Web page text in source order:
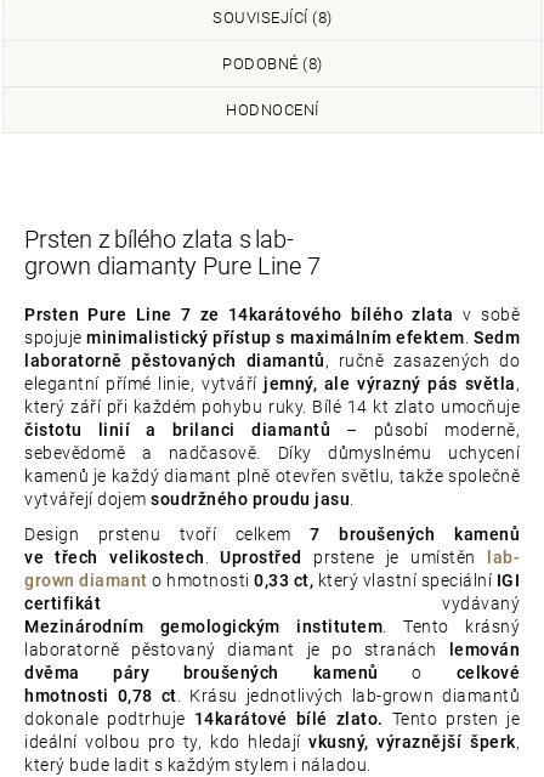
SOUVISEJÍCÍ (8)
PODOBNÉ (8)
HODNOCENÍ
Prsten z bílého zlata s lab-
grown diamanty Pure Line 7
Prsten Pure Line 7 ze 14karátového bílého zlata v sobě
spojujeminimalistický přístup s maximálním efektem. Sedm
laboratorně pěstovaných diamantů, ručně zasazených do
elegantní přímé linie, vytváří jemný, ale výrazný pás světla,
který září při každém pohybu ruky. Bílé 14 kt zlato umocňuje
čistotu linií a brilanci diamantů – působí moderně,
sebevědomě a nadčasově. Díky důmyslnému uchycení
kamenů je každý diamant plně otevřen světlu, takže společně
vytvářejí dojem soudržného proudu jasu.
Design prstenu tvoří celkem7 broušených kamenů
ve třech velikostech.Uprostřed prstene je umístěn
lab-
grown diamant o hmotnosti 0,33 ct, který vlastní speciální IGI
certifikát vydávaný
Mezinárodním gemologickým institutem. Tento krásný
laboratorně pěstovaný diamant je po stranách
lemován
dvěma páry broušených kamenů
o celkové
hmotnosti 0,78 ct. Krásu jednotlivých lab-grown diamantů
dokonale podtrhuje 14karátové bílé zlato. Tento prsten je
ideální volbou pro ty, kdo hledajívkusný, výraznější šperk,
který bude ladit s každým stylem i náladou.